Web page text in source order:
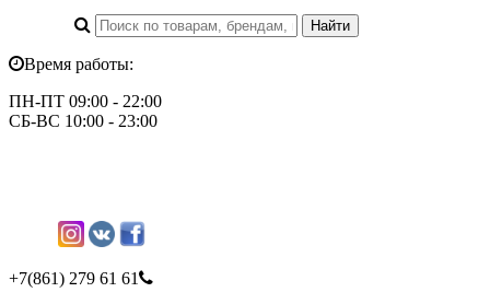
Время работы:
ПН-ПТ 09:00 - 22:00
СБ-ВС 10:00 - 23:00
+7(861) 279 61 61